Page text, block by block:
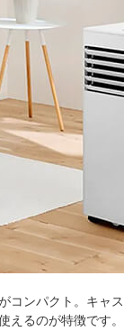
コンパクト。キャス
えるのが特徴です。